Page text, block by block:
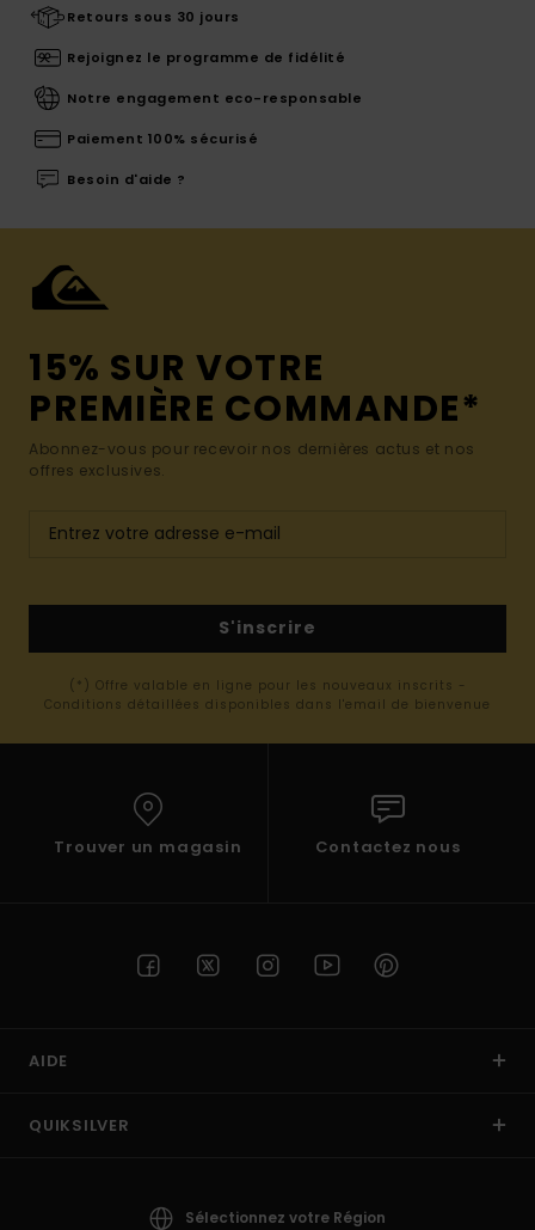
Retours sous 30 jours
Rejoignez le programme de fidélité
Notre engagement eco-responsable
Paiement 100% sécurisé
Besoin d'aide ?
15% SUR VOTRE
PREMIÈRE COMMANDE*
Abonnez-vous pour recevoir nos dernières actus et nos
offres exclusives.
S'inscrire
(*) Offre valable en ligne pour les nouveaux inscrits -
Conditions détaillées disponibles dans l'email de bienvenue
Trouver un magasin Contactez nous
AIDE
QUIKSILVER
Sélectionnez votre Région